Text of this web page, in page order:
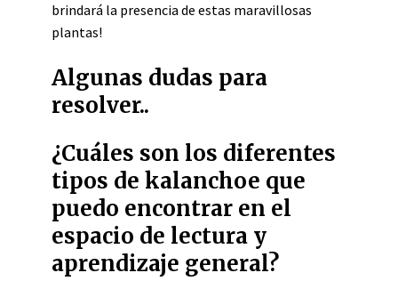
brindará la presencia de estas maravillosas
plantas!
Algunas dudas para
resolver..
¿Cuáles son los diferentes
tipos de kalanchoe que
puedo encontrar en el
espacio de lectura y
aprendizaje general?